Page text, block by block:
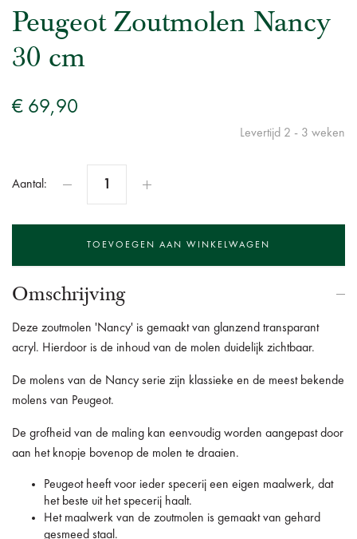
Peugeot Zoutmolen Nancy
30 cm
€ 69,90
Levertijd 2 - 3 weken
Aantal:
Omschrijving
Deze zoutmolen 'Nancy' is gemaakt van glanzend transparant
acryl. Hierdoor is de inhoud van de molen duidelijk zichtbaar.
De molens van de Nancy serie zijn klassieke en de meest bekende
molens van Peugeot.
De grofheid van de maling kan eenvoudig worden aangepast door
aan het knopje bovenop de molen te draaien.
Peugeot heeft voor ieder specerij een eigen maalwerk, dat
het beste uit het specerij haalt.
Het maalwerk van de zoutmolen is gemaakt van gehard
gesmeed staal.